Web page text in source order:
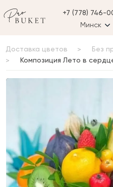
+7 (778) 746-
Минск
Доставка цветов
Без
Композиция Лето в